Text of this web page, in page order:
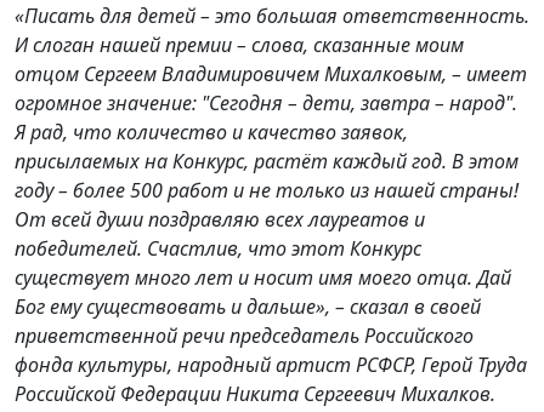
«Писать для детей – это большая ответственность.
И слоган нашей премии – слова, сказанные моим
отцом Сергеем Владимировичем Михалковым, – имеет
огромное значение: "Сегодня – дети, завтра – народ".
Я рад, что количество и качество заявок,
присылаемых на Конкурс, растёт каждый год. В этом
году – более 500 работ и не только из нашей страны!
От всей души поздравляю всех лауреатов и
победителей. Счастлив, что этот Конкурс
существует много лет и носит имя моего отца. Дай
Бог ему существовать и дальше», – сказал в своей
приветственной речи председатель Российского
фонда культуры, народный артист РСФСР, Герой Труда
Российской Федерации Никита Сергеевич Михалков.